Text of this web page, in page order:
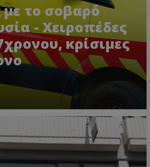
με το σοβαρό
- Χειροπέδες
κρίσιμες
Microsoft Corporation